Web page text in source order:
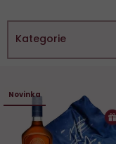
Kategorie
Novinka